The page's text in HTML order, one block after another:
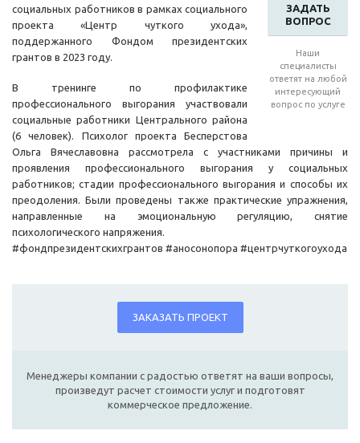
ЗАДАТЬ
ВОПРОС
Наши
специалисты
ответят на любой
интересующий
вопрос по услуге
социальных работников в рамках социального
проекта «Центр чуткого ухода»,
поддержанного Фондом президентских
грантов в 2023 году.
В тренинге по профилактике
профессионального выгорания участвовали
социальные работники Центрального района
(6 человек). Психолог проекта Бесперстова
Ольга Вячеславовна рассмотрела с участниками причины и
проявления профессионального выгорания у социальных
работников; стадии профессионального выгорания и способы их
преодоления. Были проведены также практические упражнения,
направленные на эмоциональную регуляцию, снятие
психологического напряжения.
#фондпрезидентскихгрантов #аносонопора #центрчуткогоухода
ЗАКАЗАТЬ ПРОЕКТ
Менеджеры компании с радостью ответят на ваши вопросы,
произведут расчет стоимости услуг и подготовят
коммерческое предложение.